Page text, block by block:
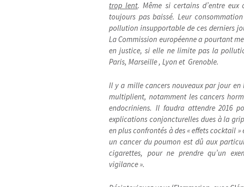
trop lent. Même si certains d’entre
toujours pas baissé. Leur
pollution insupportable de ces derniers
La Commission européenne a pourtant
en justice, si elle ne limite pas la
Paris, Marseille , Lyon et Grenoble.
Il y a mille cancers nouveaux par jour en
multiplient, notamment les cancers
endocriniens. Il faudra attendre 2016
explications conjoncturelles dues à la
en plus confrontés à des « effets cocktail
un cancer du poumon est dû aux
cigarettes, pour ne prendre qu’un
vigilance ».